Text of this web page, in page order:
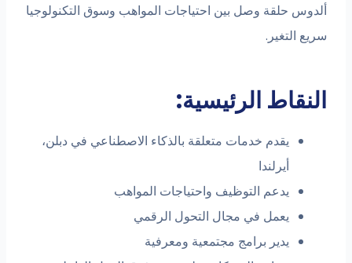
ألدوس حلقة وصل بين احتياجات المواهب وسوق التكنولوجيا
سريع التغير.
النقاط الرئيسية:
يقدم خدمات متعلقة بالذكاء الاصطناعي في دبلن،
أيرلندا
يدعم التوظيف واحتياجات المواهب
يعمل في مجال التحول الرقمي
يدير برامج مجتمعية ومعرفية